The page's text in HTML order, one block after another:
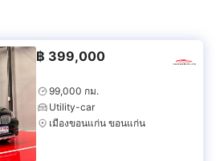
฿ 399,000
99,000 กม.
Utility-car
เมืองขอนแก่น ขอนแก่น